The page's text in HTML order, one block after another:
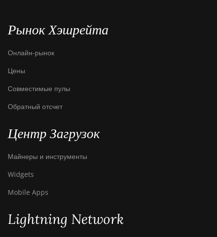
Рынок Хэшрейта
Онлайн-рынок
Цены
Совместимые пулы
Обратный отсчет
Центр Загрузок
Майнеры и инструменты
Widgets
Mobile Apps
Lightning Network